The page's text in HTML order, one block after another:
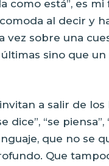
como está”, es
al decir y
vez sobre una
sino que
a salir de los
dice”, “se
que no se
Que